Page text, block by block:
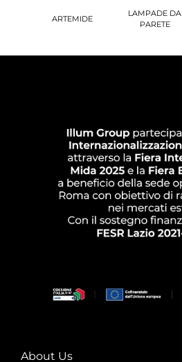
ARTEMIDE
LAMPADE DA
PARETE
About Us